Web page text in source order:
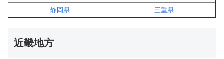
静岡県
三重県
近畿地方